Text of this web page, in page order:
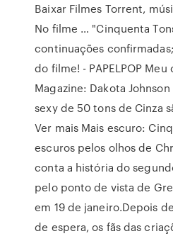
Baixar Filmes Torrent,
No filme … "Cinquenta
continuações
do filme! - PAPELPOP
Magazine: Dakota
sexy de 50 tons de Cinza
Ver mais Mais escuro:
escuros pelos olhos de
conta a história do
pelo ponto de vista de
em 19 de janeiro.Depois
de espera, os fãs das